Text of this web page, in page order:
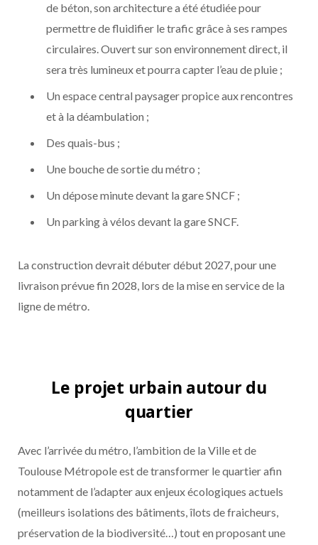
de béton, son architecture a été étudiée pour
permettre de fluidifier le trafic grâce à ses rampes
circulaires. Ouvert sur son environnement direct, il
sera très lumineux et pourra capter l’eau de pluie ;
Un espace central paysager propice aux rencontres
et à la déambulation ;
Des quais-bus ;
Une bouche de sortie du métro ;
Un dépose minute devant la gare SNCF ;
Un parking à vélos devant la gare SNCF.
La construction devrait débuter début 2027, pour une
livraison prévue fin 2028, lors de la mise en service de la
ligne de métro.
Le projet urbain autour du
quartier
Avec l’arrivée du métro, l’ambition de la Ville et de
Toulouse Métropole est de transformer le quartier afin
notamment de l’adapter aux enjeux écologiques actuels
(meilleurs isolations des bâtiments, îlots de fraicheurs,
préservation de la biodiversité…) tout en proposant une